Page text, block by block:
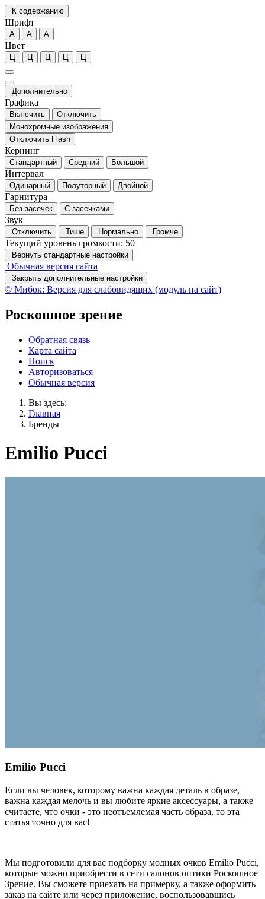
К содержанию
Шрифт
А А А
Цвет
Ц Ц Ц Ц Ц
Дополнительно
Графика
Включить
Отключить
Монохромные изображения
Отключить Flash
Кернинг
Стандартный Средний Большой
Интервал
Одинарный Полуторный Двойной
Гарнитура
Без засечек С засечками
Звук
Отключить Тише Нормально Громче
Текущий уровень громкости: 50
Вернуть стандартные настройки
Обычная версия сайта
Закрыть дополнительные настройки
© Мибок: Версия для слабовидящих (модуль на сайт)
Роскошное зрение
Обратная связь
Карта сайта
Поиск
Авторизоваться
Обычная версия
Вы здесь:
Главная
Бренды
Emilio Pucci
Emilio Pucci
Если вы человек, которому важна каждая деталь в образе,
важна каждая мелочь и вы любите яркие аксессуары, а также
считаете, что очки - это неотъемлемая часть образа, то эта
статья точно для вас!
Мы подготовили для вас подборку модных очков Emilio Pucci,
которые можно приобрести в сети салонов оптики Роскошное
Зрение. Вы сможете приехать на примерку, а также оформить
заказ на сайте или через приложение, воспользовавшись